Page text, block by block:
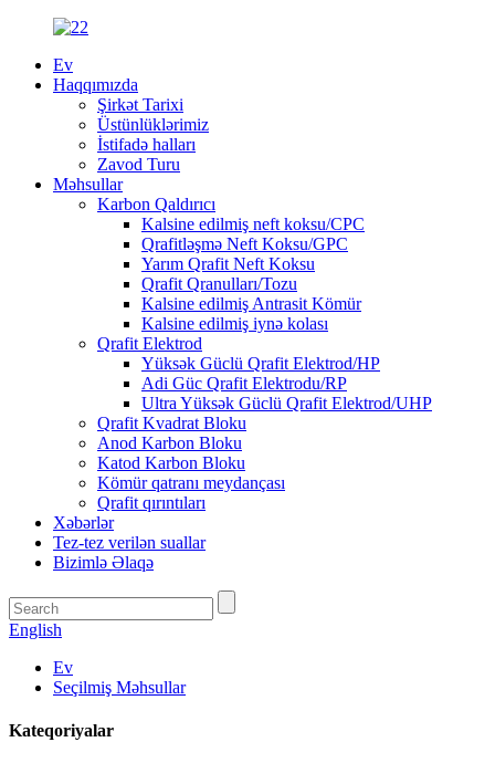
Ev
Haqqımızda
Şirkət Tarixi
Üstünlüklərimiz
İstifadə halları
Zavod Turu
Məhsullar
Karbon Qaldırıcı
Kalsine edilmiş neft koksu/CPC
Qrafitləşmə Neft Koksu/GPC
Yarım Qrafit Neft Koksu
Qrafit Qranulları/Tozu
Kalsine edilmiş Antrasit Kömür
Kalsine edilmiş iynə kolası
Qrafit Elektrod
Yüksək Güclü Qrafit Elektrod/HP
Adi Güc Qrafit Elektrodu/RP
Ultra Yüksək Güclü Qrafit Elektrod/UHP
Qrafit Kvadrat Bloku
Anod Karbon Bloku
Katod Karbon Bloku
Kömür qatranı meydançası
Qrafit qırıntıları
Xəbərlər
Tez-tez verilən suallar
Bizimlə Əlaqə
English
Ev
Seçilmiş Məhsullar
Kateqoriyalar